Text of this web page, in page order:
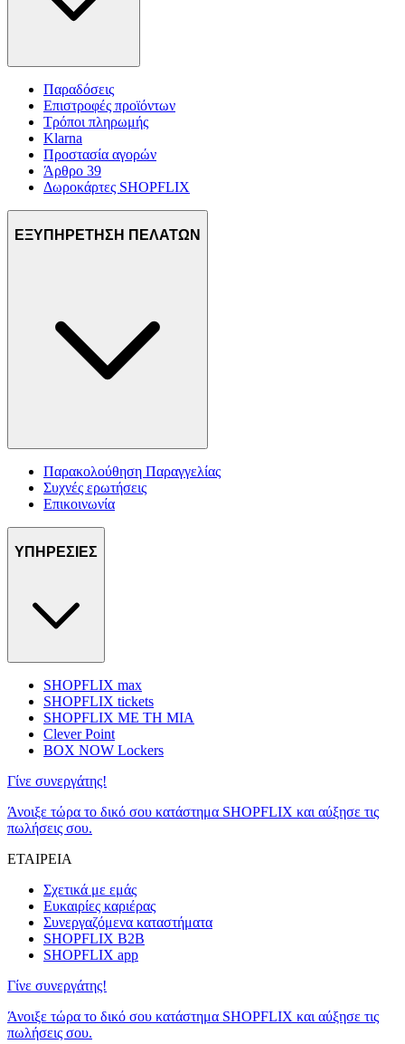
Παραδόσεις
Επιστροφές προϊόντων
Τρόποι πληρωμής
Klarna
Προστασία αγορών
Άρθρο 39
Δωροκάρτες SHOPFLIX
ΕΞΥΠΗΡΕΤΗΣΗ ΠΕΛΑΤΩΝ
Παρακολούθηση Παραγγελίας
Συχνές ερωτήσεις
Επικοινωνία
ΥΠΗΡΕΣΙΕΣ
SHOPFLIX max
SHOPFLIX tickets
SHOPFLIX ΜΕ ΤΗ ΜΙΑ
Clever Point
BOX NOW Lockers
Γίνε συνεργάτης!
Άνοιξε τώρα το δικό σου κατάστημα SHOPFLIX και αύξησε τις
πωλήσεις σου.
ΕΤΑΙΡΕΙΑ
Σχετικά με εμάς
Ευκαιρίες καριέρας
Συνεργαζόμενα καταστήματα
SHOPFLIX B2B
SHOPFLIX app
Γίνε συνεργάτης!
Άνοιξε τώρα το δικό σου κατάστημα SHOPFLIX και αύξησε τις
πωλήσεις σου.